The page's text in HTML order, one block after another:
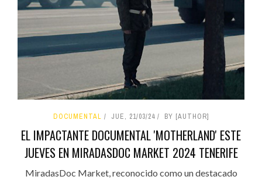
DOCUMENTAL JUE, 21/03/24 BY [AUTHOR]
EL IMPACTANTE DOCUMENTAL 'MOTHERLAND' ESTE
JUEVES EN MIRADASDOC MARKET 2024 TENERIFE
MiradasDoc Market, reconocido como un destacado